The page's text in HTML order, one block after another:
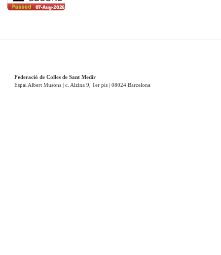
Federació de Colles de Sant Medir
Espai Albert Musons | c. Alzina 9, 1er pis | 08024 Barcelona